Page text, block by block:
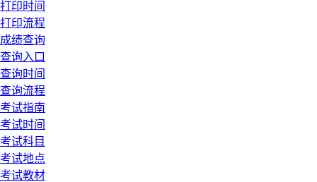
打印时间
打印流程
成绩查询
查询入口
查询时间
查询流程
考试指南
考试时间
考试科目
考试地点
考试教材